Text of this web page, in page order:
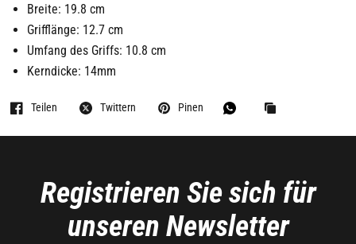
Breite: 19.8 cm
Grifflänge: 12.7 cm
Umfang des Griffs: 10.8 cm
Kerndicke: 14mm
Teilen Twittern Pinen
Registrieren Sie sich für
unseren Newsletter